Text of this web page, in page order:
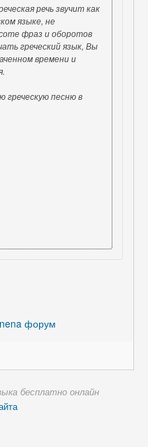
речь звучит как
языке, не
фраз и оборотов
греческий язык, Вы
времени и
греческую песню в
форум
бесплатно онлайн